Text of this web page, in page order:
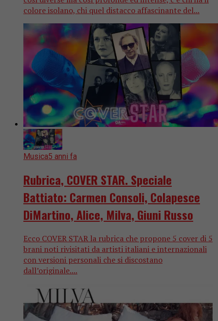
colore isolano, chi quel distacco affascinante del...
Musica5 anni fa
Rubrica, COVER STAR. Speciale
Battiato: Carmen Consoli, Colapesce
DiMartino, Alice, Milva, Giuni Russo
Ecco COVER STAR la rubrica che propone 5 cover di 5
brani noti rivisitati da artisti italiani e internazionali
con versioni personali che si discostano
dall’originale....